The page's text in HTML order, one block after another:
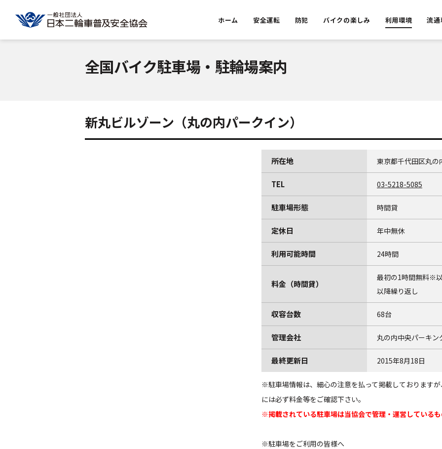
ホーム 安全運転 防犯 バイクの楽しみ 利用環境 流
全国バイク駐車場・駐輪場案内
新丸ビルゾーン（丸の内パークイン）
所在地 東京都千代田区丸
TEL 03-5218-5085
駐車場形態 時間貸
定休日 年中無休
利用可能時間 24時間
料金（時間貸）
最初の1時間無料※
以降繰り返し
収容台数 68台
管理会社 丸の内中央パーキン
最終更新日 2015年8月18日
※駐車場情報は、細心の注意を払って掲載しております
には必ず料金等をご確認下さい。
※掲載されている駐車場は当協会で管理・運営している
※駐車場をご利用の皆様へ